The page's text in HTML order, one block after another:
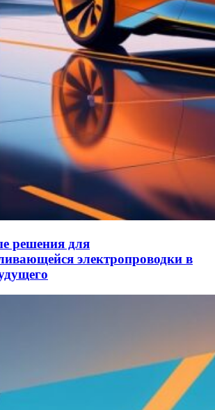
решения для
электропроводки в